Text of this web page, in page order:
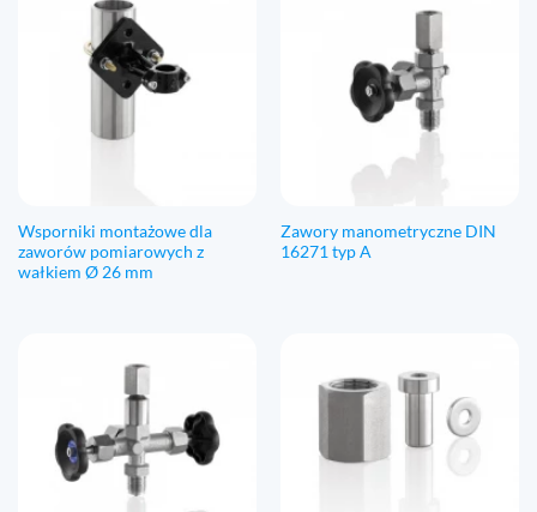
Wsporniki montażowe dla
zaworów pomiarowych z
wałkiem Ø 26 mm
Zawory manometryczne DIN
16271 typ A